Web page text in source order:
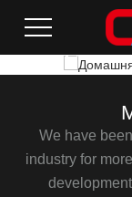
Домашняя
карусели
Отправьте
We have
industry for